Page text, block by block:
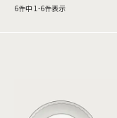
6件中 1 -6件表示